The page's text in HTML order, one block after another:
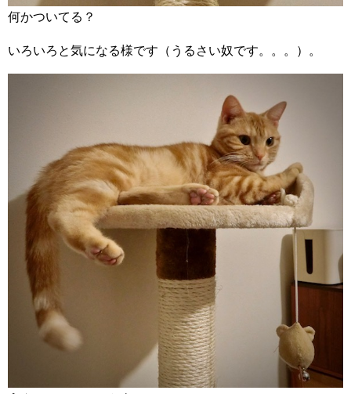
何かついてる？
いろいろと気になる様です（うるさい奴です。。。）。